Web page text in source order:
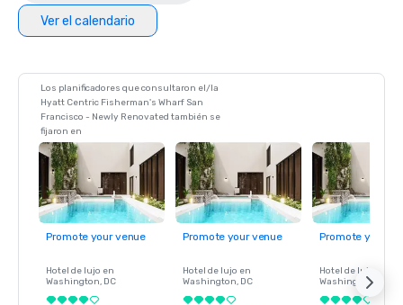
Ver el calendario
Los planificadores que consultaron el/la
Hyatt Centric Fisherman's Wharf San
Francisco - Newly Renovated también se
fijaron en
Promote your venue
Hotel de lujo en
Washington, DC
Promote your venue
Hotel de lujo en
Washington, DC
Promote your
Hotel de lujo en
Washington